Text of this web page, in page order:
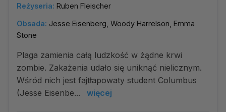
Reżyseria: Ruben Fleischer
Obsada: Jesse Eisenberg, Woody Harrelson, Emma
Stone
Plaga zamienia całą ludzkość w żądne krwi
zombie. Zakażenia udało się uniknąć nielicznym.
Wśród nich jest fajtłapowaty student Columbus
(Jesse Eisenbe...
więcej